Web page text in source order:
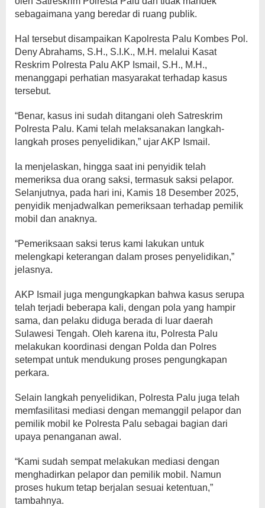
sebagaimana yang beredar di ruang publik.
Hal tersebut disampaikan Kapolresta Palu Kombes Pol.
Deny Abrahams, S.H., S.I.K., M.H. melalui Kasat
Reskrim Polresta Palu AKP Ismail, S.H., M.H.,
menanggapi perhatian masyarakat terhadap kasus
tersebut.
“Benar, kasus ini sudah ditangani oleh Satreskrim
Polresta Palu. Kami telah melaksanakan langkah-
langkah proses penyelidikan,” ujar AKP Ismail.
Ia menjelaskan, hingga saat ini penyidik telah
memeriksa dua orang saksi, termasuk saksi pelapor.
Selanjutnya, pada hari ini, Kamis 18 Desember 2025,
penyidik menjadwalkan pemeriksaan terhadap pemilik
mobil dan anaknya.
“Pemeriksaan saksi terus kami lakukan untuk
melengkapi keterangan dalam proses penyelidikan,”
jelasnya.
AKP Ismail juga mengungkapkan bahwa kasus serupa
telah terjadi beberapa kali, dengan pola yang hampir
sama, dan pelaku diduga berada di luar daerah
Sulawesi Tengah. Oleh karena itu, Polresta Palu
melakukan koordinasi dengan Polda dan Polres
setempat untuk mendukung proses pengungkapan
perkara.
Selain langkah penyelidikan, Polresta Palu juga telah
memfasilitasi mediasi dengan memanggil pelapor dan
pemilik mobil ke Polresta Palu sebagai bagian dari
upaya penanganan awal.
“Kami sudah sempat melakukan mediasi dengan
menghadirkan pelapor dan pemilik mobil. Namun
proses hukum tetap berjalan sesuai ketentuan,”
tambahnya.